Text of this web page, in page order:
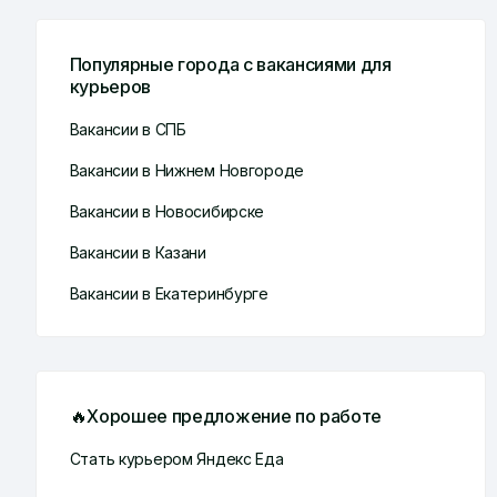
Популярные города с вакансиями для
курьеров
Вакансии в СПБ
Вакансии в Нижнем Новгороде
Вакансии в Новосибирске
Вакансии в Казани
Вакансии в Екатеринбурге
🔥Хорошее предложение по работе
Стать курьером Яндекс Еда